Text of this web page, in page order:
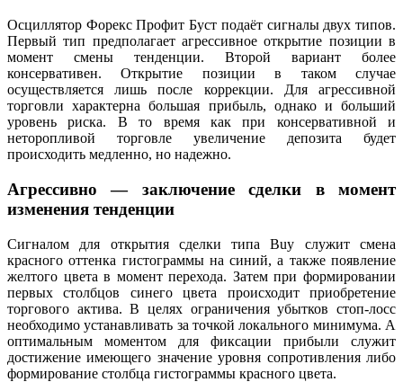
Осциллятор Форекс Профит Буст подаёт сигналы двух типов.
Первый тип предполагает агрессивное открытие позиции в
момент смены тенденции. Второй вариант более
консервативен. Открытие позиции в таком случае
осуществляется лишь после коррекции. Для агрессивной
торговли характерна большая прибыль, однако и больший
уровень риска. В то время как при консервативной и
неторопливой торговле увеличение депозита будет
происходить медленно, но надежно.
Агрессивно — заключение сделки в момент
изменения тенденции
Сигналом для открытия сделки типа Buy служит смена
красного оттенка гистограммы на синий, а также появление
желтого цвета в момент перехода. Затем при формировании
первых столбцов синего цвета происходит приобретение
торгового актива. В целях ограничения убытков стоп-лосс
необходимо устанавливать за точкой локального минимума. А
оптимальным моментом для фиксации прибыли служит
достижение имеющего значение уровня сопротивления либо
формирование столбца гистограммы красного цвета.